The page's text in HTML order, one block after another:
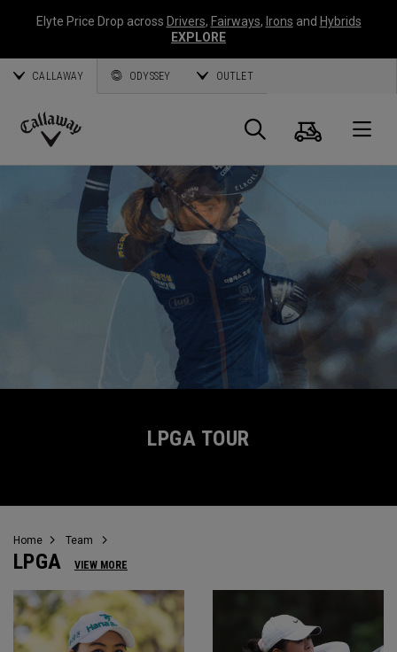
Elyte Price Drop across Drivers, Fairways, Irons and Hybrids
EXPLORE
CALLAWAY ODYSSEY OUTLET
Callaway
Suche
LPGA TOUR
Home Team
LPGA VIEW MORE